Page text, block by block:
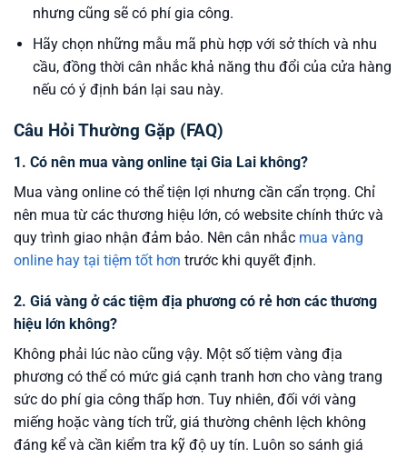
nhưng cũng sẽ có phí gia công.
Hãy chọn những mẫu mã phù hợp với sở thích và nhu
cầu, đồng thời cân nhắc khả năng thu đổi của cửa hàng
nếu có ý định bán lại sau này.
Câu Hỏi Thường Gặp (FAQ)
1. Có nên mua vàng online tại Gia Lai không?
Mua vàng online có thể tiện lợi nhưng cần cẩn trọng. Chỉ
nên mua từ các thương hiệu lớn, có website chính thức và
quy trình giao nhận đảm bảo. Nên cân nhắc mua vàng
online hay tại tiệm tốt hơn trước khi quyết định.
2. Giá vàng ở các tiệm địa phương có rẻ hơn các thương
hiệu lớn không?
Không phải lúc nào cũng vậy. Một số tiệm vàng địa
phương có thể có mức giá cạnh tranh hơn cho vàng trang
sức do phí gia công thấp hơn. Tuy nhiên, đối với vàng
miếng hoặc vàng tích trữ, giá thường chênh lệch không
đáng kể và cần kiểm tra kỹ độ uy tín. Luôn so sánh giá